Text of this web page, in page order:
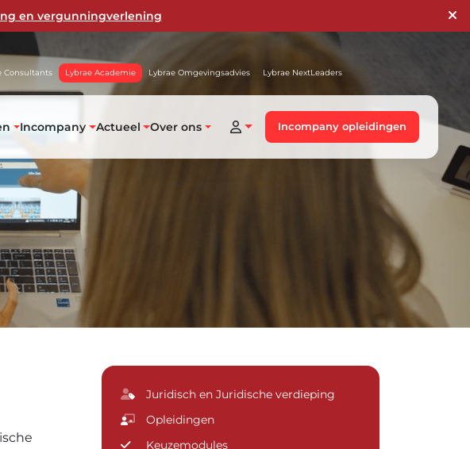
en vergunningverlening
Consultants Lybrae Academie Lybrae Omgevingsadvies Lybrae NextLeaders
Incompany Actueel Over ons Incompany opleidingen
Juridisch en Juridische verdieping
Opleidingen
Keuzemodules